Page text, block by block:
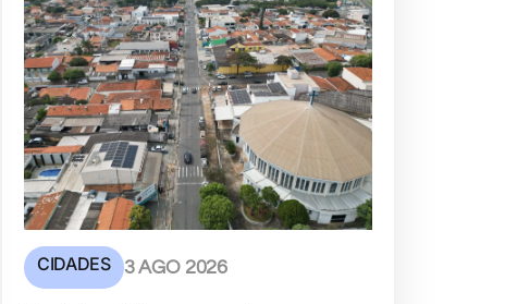
CIDADES 3 AGO 2026